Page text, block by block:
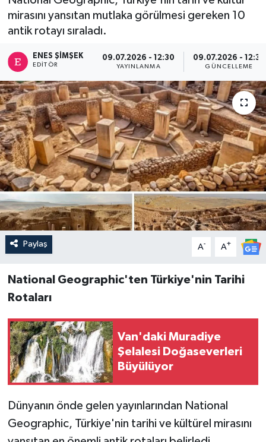
mirasını yansıtan mutlaka görülmesi gereken 10
antik rotayı sıraladı.
ENES ŞIMŞEK
EDITÖR
09.07.2026 - 12:30
YAYINLANMA
09.07.2026 - 12:33
GÜNCELLEME
Paylaş A- A+
National Geographic'ten Türkiye'nin Tarihi
Rotaları
Van'daki Muradiye
Şelalesi Doğaseverleri
Büyülüyor
Dünyanın önde gelen yayınlarından National
Geographic, Türkiye'nin tarihi ve kültürel mirasını